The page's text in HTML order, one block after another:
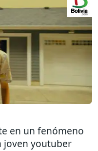
en un fenómeno
joven youtuber